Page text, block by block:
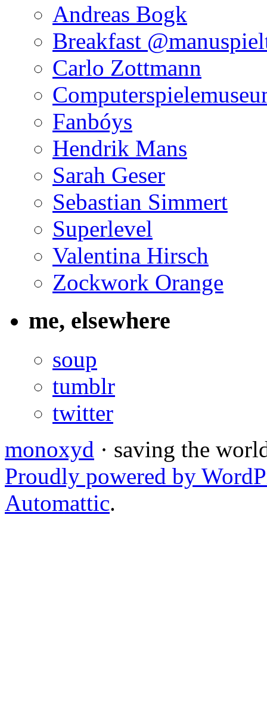
Andreas Bogk
Breakfast
Carlo Zottmann
Fanbóys
Hendrik Mans
Sarah Geser
Sebastian Simmert
Superlevel
Valentina Hirsch
Zockwork Orange
me, elsewhere
soup
tumblr
twitter
monoxyd · saving the
Proudly powered by
Automattic.